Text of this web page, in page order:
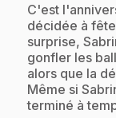
.C'est
décidée à
surprise,
gonfler les
alors que la
Même si
terminé à